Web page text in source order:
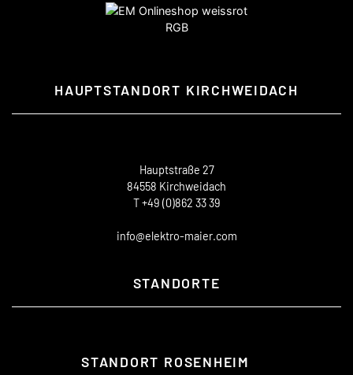
HAUPTSTANDORT KIRCHWEIDACH
Hauptstraße 27
84558 Kirchweidach
T +49 (0)862 33 39
info@elektro-maier.com
STANDORTE
STANDORT ROSENHEIM